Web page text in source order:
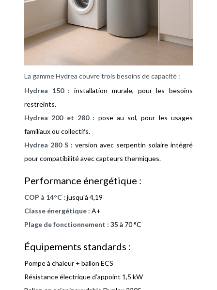
La gamme Hydrea couvre trois besoins de capacité :
Hydrea 150 :installation murale, pour les besoins
restreints.
Hydrea 200 et 280 : pose au sol, pour les usages
familiaux ou collectifs.
Hydrea 280 S : version avec serpentin solaire intégré
pour compatibilité avec capteurs thermiques.
Performance énergétique :
COP à 14°C : jusqu'à 4,19
Classe énergétique : A+
Plage de fonctionnement : 35 à 70 °C
Équipements standards :
Pompe à chaleur + ballon ECS
Résistance électrique d’appoint 1,5 kW